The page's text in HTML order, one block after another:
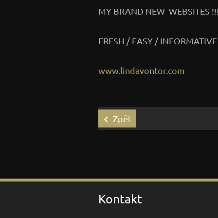
MY BRAND NEW WEBSITES
FRESH / EASY / INFORMATIVE
www.lindavontor.com
Zpět
Kontakt